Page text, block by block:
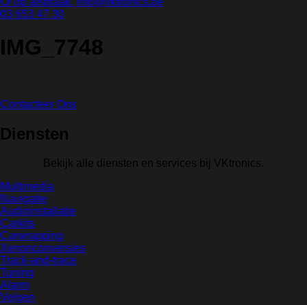
03 653 47 30
IMG_7748
Contacteer Ons
Diensten
Bekijk alle diensten en services bij VKtronics.
Multimedia
Navigatie
Audioinstallatie
Carkits
Carwrapping
Xenonconversies
Track-and-trace
Tuning
Alarm
Velgen